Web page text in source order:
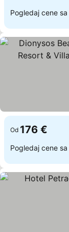
Pogledaj cene sa
Od 176 €
Pogledaj cene sa